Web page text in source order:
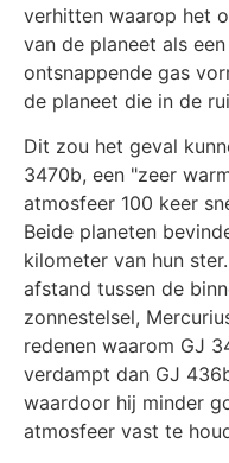
verhitten waarop het
van de planeet als
ontsnappende gas
de planeet die in de
Dit zou het geval
3470b, een "zeer
atmosfeer 100 keer
Beide planeten
kilometer van hun
afstand tussen de
zonnestelsel,
redenen waarom GJ
verdampt dan GJ
waardoor hij minder
atmosfeer vast te